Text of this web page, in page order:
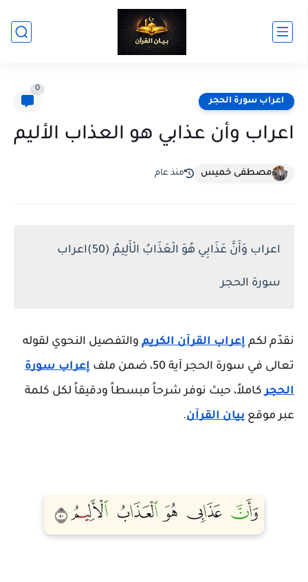
اعراب سورة الحجر
0
اعراب وأن عذابي هو العذاب الأليم
مصطفى خميس منذ عام
اعراب وَأَنَّ عَذَابِي هُوَ الْعَذَابُ الْأَلِيمُ (50)اعراب
سورة الحجر
نقدّم لكم إعراب القرآن الكريموالتفصيل النحوي لقوله
تعالى في سورة الحجر آية 50، ضمن ملف
إعراب سورة
الحجركاملاً، حيث نوفر شرحاً مبسطاً ودقيقاً لكل كلمة
عبر موقع بيان القرآن.